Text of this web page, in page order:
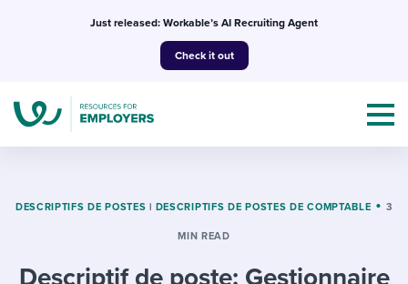
Just released: Workable’s AI Recruiting Agent
Check it out
DESCRIPTIFS DE POSTES | DESCRIPTIFS DE POSTES DE COMPTABLE 3
MIN READ
Descriptif de poste: Gestionnaire